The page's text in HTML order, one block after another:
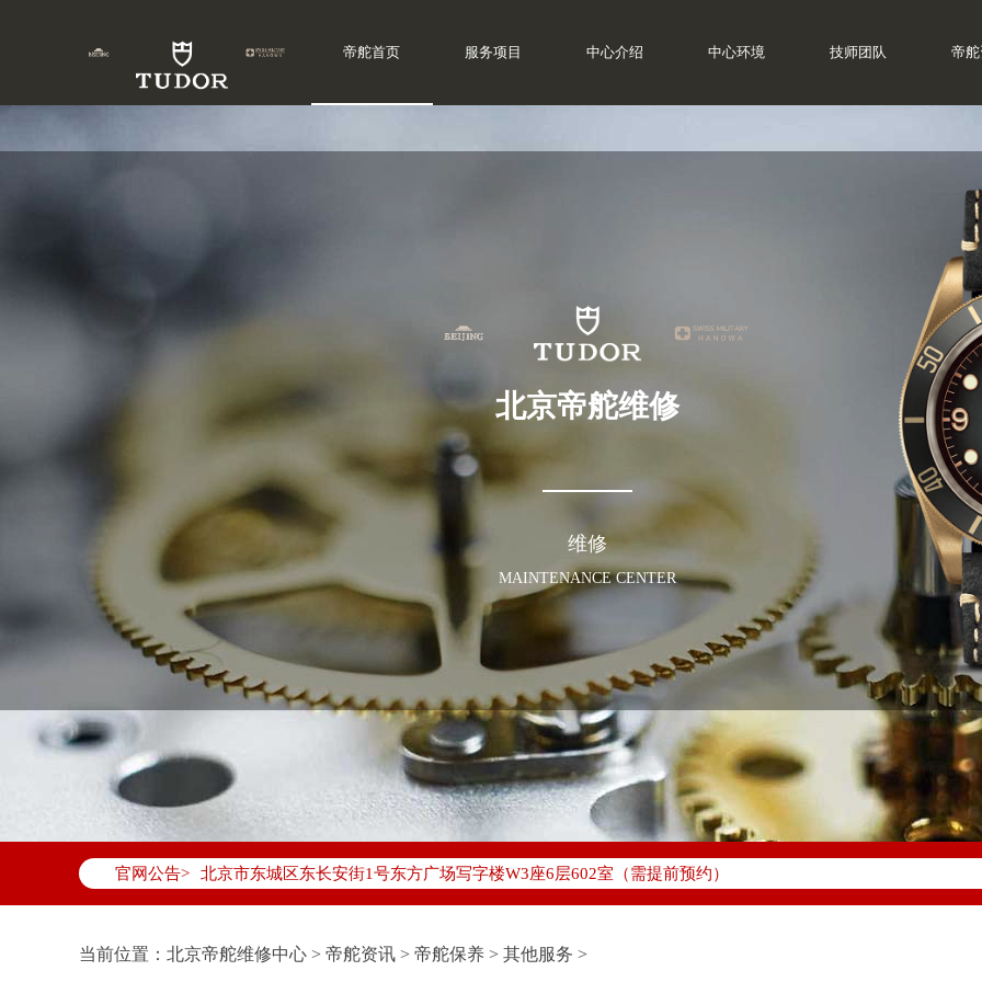
帝舵首页 服务项目 中心介绍 中心环境 技师团队 帝
北京帝舵维修
维修
MAINTENANCE CENTER
官网公告>
2026年6月帝舵北京市售后服务网络优化升级公告
2026年6月北京市帝舵官方售后客户服务热线：400-801-5381
2026年6月帝舵售后服务中心最新网点地址：
北京市东城区东长安街1号东方广场写字楼W3座6层602室（需提前预约）
北京市朝阳区建国门外大街甲6号华熙国际中心写字楼D座11层1102室（需提前预约）
北京市东城区东长安街1号王府井东方广场W3座6层602室帝舵售后服务中心（需提前预约）
当前位置： 北京帝舵维修中心 > 帝舵资讯 > 帝舵保养 > 其他服务 >